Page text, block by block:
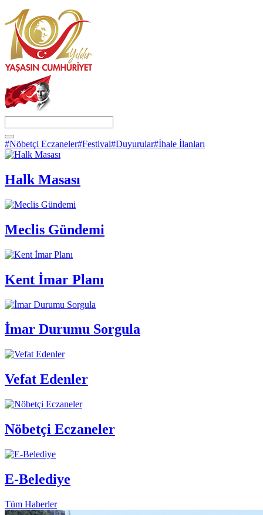
#Nöbetçi Eczaneler#Festival#Duyurular#İhale İlanları
Halk Masası
Meclis Gündemi
Kent İmar Planı
İmar Durumu Sorgula
Vefat Edenler
Nöbetçi Eczaneler
E-Belediye
Tüm Haberler